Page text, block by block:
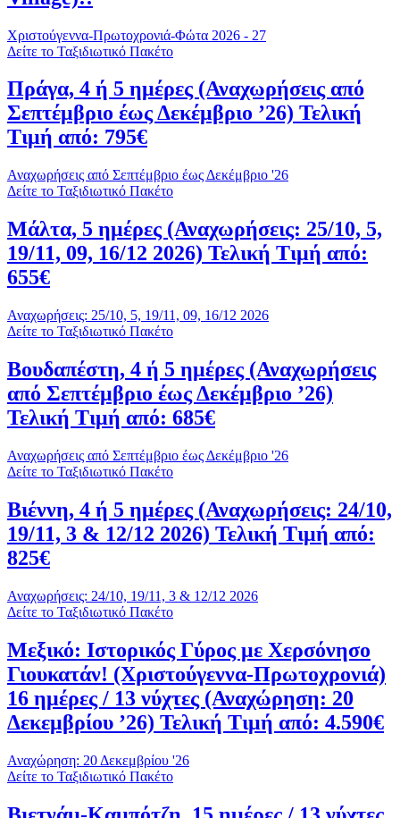
Χριστούγεννα-Πρωτοχρονιά-Φώτα 2026 - 27
Δείτε το Ταξιδιωτικό Πακέτο
Πράγα, 4 ή 5 ημέρες (Αναχωρήσεις από
Σεπτέμβριο έως Δεκέμβριο ’26) Τελική
Τιμή από: 795€
Αναχωρήσεις από Σεπτέμβριο έως Δεκέμβριο '26
Δείτε το Ταξιδιωτικό Πακέτο
Μάλτα, 5 ημέρες (Αναχωρήσεις: 25/10, 5,
19/11, 09, 16/12 2026) Τελική Τιμή από:
655€
Αναχωρήσεις: 25/10, 5, 19/11, 09, 16/12 2026
Δείτε το Ταξιδιωτικό Πακέτο
Βουδαπέστη, 4 ή 5 ημέρες (Αναχωρήσεις
από Σεπτέμβριο έως Δεκέμβριο ’26)
Τελική Τιμή από: 685€
Αναχωρήσεις από Σεπτέμβριο έως Δεκέμβριο '26
Δείτε το Ταξιδιωτικό Πακέτο
Βιέννη, 4 ή 5 ημέρες (Αναχωρήσεις: 24/10,
19/11, 3 & 12/12 2026) Τελική Τιμή από:
825€
Αναχωρήσεις: 24/10, 19/11, 3 & 12/12 2026
Δείτε το Ταξιδιωτικό Πακέτο
Μεξικό: Ιστορικός Γύρος με Χερσόνησο
Γιουκατάν! (Χριστούγεννα-Πρωτοχρονιά)
16 ημέρες / 13 νύχτες (Αναχώρηση: 20
Δεκεμβρίου ’26) Τελική Τιμή από: 4.590€
Αναχώρηση: 20 Δεκεμβρίου '26
Δείτε το Ταξιδιωτικό Πακέτο